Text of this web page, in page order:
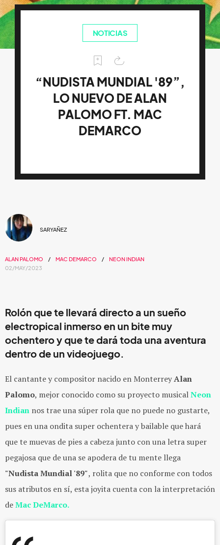
NOTICIAS
“NUDISTA MUNDIAL '89”,
LO NUEVO DE ALAN
PALOMO FT. MAC
DEMARCO
SARYAÑEZ
ALAN PALOMO MAC DEMARCO
NEON INDIAN
02/MAY/2023
Rolón que te llevará directo a un sueño
electropical inmerso en un bite muy
ochentero y que te dará toda una aventura
dentro de un videojuego.
El cantante y compositor nacido en MonterreyAlan
Palomo, mejor conocido como su proyecto musicalNeon
Indian nos trae una súper rola que no puede no gustarte,
pues en una ondita super ochentera y bailable que hará
que te muevas de pies a cabeza junto con una letra super
pegajosa que de una se apodera de tu mente llega
"Nudista Mundial '89", rolita que no conforme con todos
sus atributos en sí, esta joyita cuenta con la interpretación
deMac DeMarco.